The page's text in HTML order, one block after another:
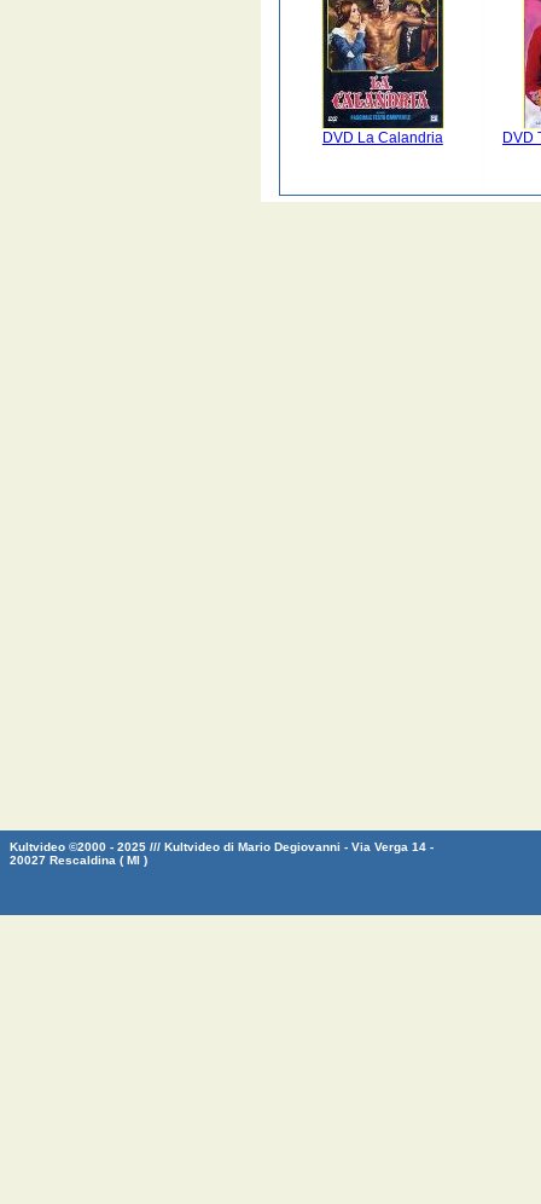
DVD La Calandria DVD
Kultvideo ©2000 - 2025 /// Kultvideo di Mario Degiovanni - Via Verga 14 -
20027 Rescaldina ( MI )